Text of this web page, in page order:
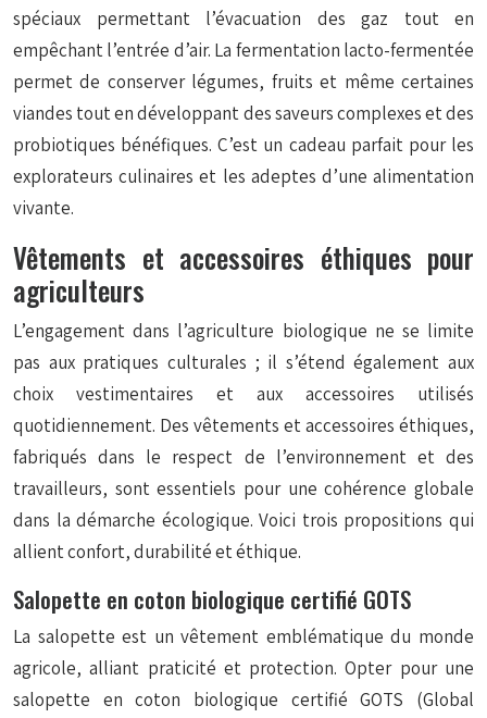
spéciaux permettant l’évacuation des gaz tout en
empêchant l’entrée d’air. La fermentation lacto-fermentée
permet de conserver légumes, fruits et même certaines
viandes tout en développant des saveurs complexes et des
probiotiques bénéfiques. C’est un cadeau parfait pour les
explorateurs culinaires et les adeptes d’une alimentation
vivante.
Vêtements et accessoires éthiques pour
agriculteurs
L’engagement dans l’agriculture biologique ne se limite
pas aux pratiques culturales ; il s’étend également aux
choix vestimentaires et aux accessoires utilisés
quotidiennement. Des vêtements et accessoires éthiques,
fabriqués dans le respect de l’environnement et des
travailleurs, sont essentiels pour une cohérence globale
dans la démarche écologique. Voici trois propositions qui
allient confort, durabilité et éthique.
Salopette en coton biologique certifié GOTS
La salopette est un vêtement emblématique du monde
agricole, alliant praticité et protection. Opter pour une
salopette en coton biologique certifié GOTS (Global